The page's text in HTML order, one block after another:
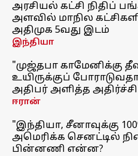
அரசியல் கட்சி நிதிப்
அளவில் மாநில
அதிமுக 5வது இடம்
இந்தியா
"முஜ்தபா காமேனிக்கு
உயிருக்குப்
அதிபர் அளித்த
ஈரான்
"இந்தியா, சீனாவுக்கு
அமெரிக்க செனட்டில்
பின்னணி என்ன?